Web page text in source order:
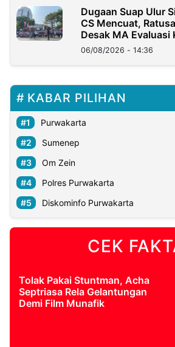
Dugaan Suap Ulur
CS Mencuat,
Desak MA Evaluasi
06/08/2026 - 14:36
KABAR PILIHAN
Purwakarta
Sumenep
Om Zein
Polres Purwakarta
Diskominfo Purwakarta
CEK
Tolak Pakai Stuntman, Acha
Septriasa Rela Gelantungan
Demi Film Munafik